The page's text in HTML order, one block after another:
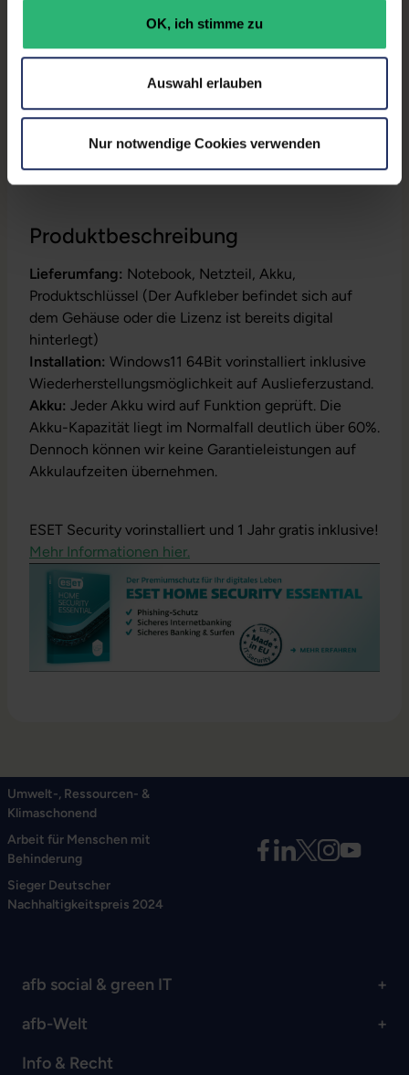
OK, ich stimme zu
Auswahl erlauben
Nur notwendige Cookies verwenden
Produktbeschreibung
Lieferumfang: Notebook, Netzteil, Akku,
Produktschlüssel (Der Aufkleber befindet sich auf
dem Gehäuse oder die Lizenz ist bereits digital
hinterlegt)
Installation: Windows11 64Bit vorinstalliert inklusive
Wiederherstellungsmöglichkeit auf Auslieferzustand.
Akku: Jeder Akku wird auf Funktion geprüft. Die
Akku-Kapazität liegt im Normalfall deutlich über 60%.
Dennoch können wir keine Garantieleistungen auf
Akkulaufzeiten übernehmen.
ESET Security vorinstalliert und 1 Jahr gratis inklusive!
Mehr Informationen hier.
Partnerprogramm: Ja
4255867537923
Maße (LxBxH): 219 x 311,5 x 17,6 mm
Gewicht: 1,39 kg
Umwelt-, Ressourcen- &
Klimaschonend
Arbeit für Menschen mit
Behinderung
Sieger Deutscher
Nachhaltigkeitspreis 2024
afb social & green IT
afb-Welt
Info & Recht